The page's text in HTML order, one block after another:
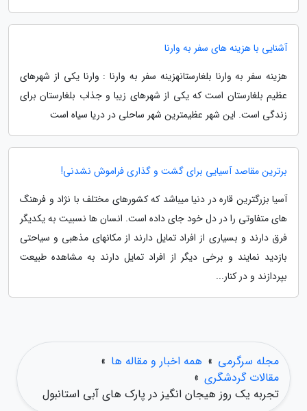
آشنایی با هزینه های سفر به وارنا
هزینه سفر به وارنا بلغارستانهزینه سفر به وارنا : وارنا یکی از شهرهای
عظیم بلغارستان است که یکی از شهرهای زیبا و جذاب بلغارستان برای
زندگی است. این شهر عظیمترین شهر ساحلی در دریا سیاه است
برترین مقاصد آسیایی برای گشت و گذاری فراموش نشدنی!
آسیا بزرگترین قاره در دنیا میباشد که کشورهای مختلف با نژاد و فرهنگ
های متفاوتی را در دل خود جای داده است. انسان ها نسبیت به یکدیگر
فرق دارند و بسیاری از افراد تمایل دارند از مکانهای مذهبی و سیاحتی
بازدید نمایند و برخی دیگر از افراد تمایل دارند به مشاهده طبیعت
بپردازند و در کنار...
مجله سرگرمی » همه اخبار و مقاله ها »
مقالات گردشگری »
تجربه یک روز هیجان انگیز در پارک های آبی استانبول